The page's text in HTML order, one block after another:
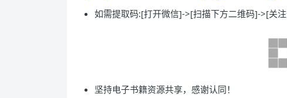
如需提取码:[打开微信]->[扫描下方二维码]->[关
坚持电子书籍资源共享，感谢认同！